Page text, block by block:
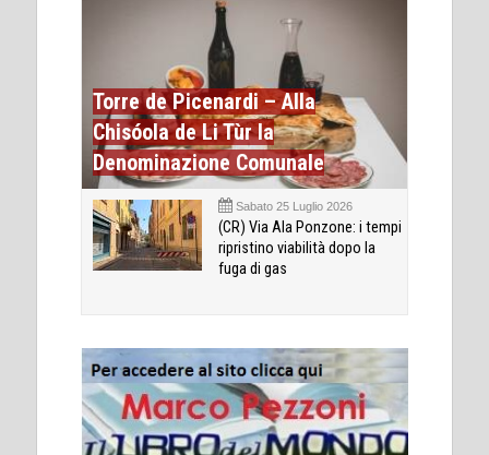
Torre de Picenardi – Alla
Chisóola de Li Tùr la
Denominazione Comunale
Sabato 25 Luglio 2026
(CR) Via Ala Ponzone: i tempi
ripristino viabilità dopo la
fuga di gas